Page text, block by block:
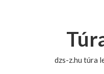
dzs-z.hu túra